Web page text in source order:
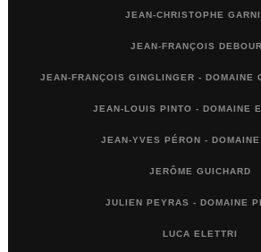
JEAN-CHRISTOPHE
JEAN-FRANÇOIS
JEAN-FRANÇOIS GINGLINGER - DOMAINE
JEAN-LOUIS PINTO - DOMAINE
JEAN-YVES PÉRON -
JERÔME GUICHARD
JULIEN PEYRAS - DOMAINE
LUCA ELETTRI